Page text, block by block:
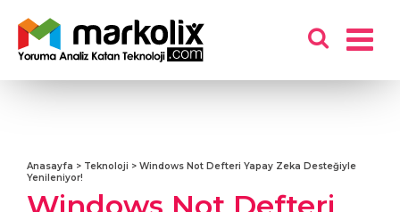
KULLANICI
Anasayfa Teknoloji
Windows Not Defteri Yapay Zeka Desteğiyle
Yenileniyor!